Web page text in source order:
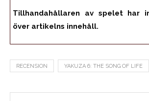
Tillhandahållaren av spelet har
över artikelns innehåll.
RECENSION YAKUZA 6: THE SONG OF LIFE